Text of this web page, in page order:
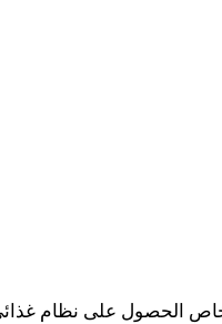
الحصول على نظام غذائى